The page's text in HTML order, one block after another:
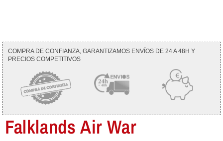
COMPRA DE CONFIANZA, GARANTIZAMOS ENVÍOS DE 24 A 48H Y
PRECIOS COMPETITIVOS
Falklands Air War